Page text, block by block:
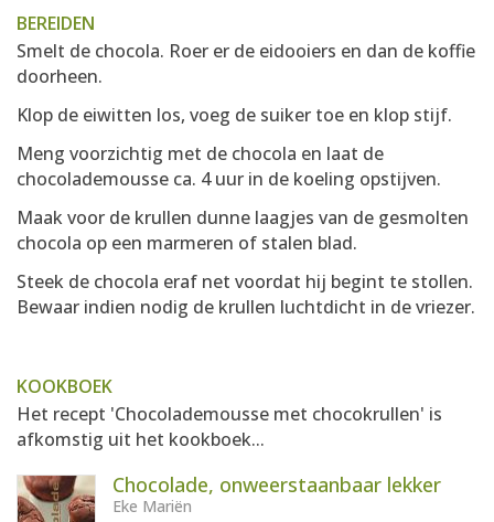
BEREIDEN
Smelt de chocola. Roer er de eidooiers en dan de koffie
doorheen.
Klop de eiwitten los, voeg de suiker toe en klop stijf.
Meng voorzichtig met de chocola en laat de
chocolademousse ca. 4 uur in de koeling opstijven.
Maak voor de krullen dunne laagjes van de gesmolten
chocola op een marmeren of stalen blad.
Steek de chocola eraf net voordat hij begint te stollen.
Bewaar indien nodig de krullen luchtdicht in de vriezer.
KOOKBOEK
Het recept 'Chocolademousse met chocokrullen' is
afkomstig uit het kookboek...
Chocolade, onweerstaanbaar lekker
Eke Mariën